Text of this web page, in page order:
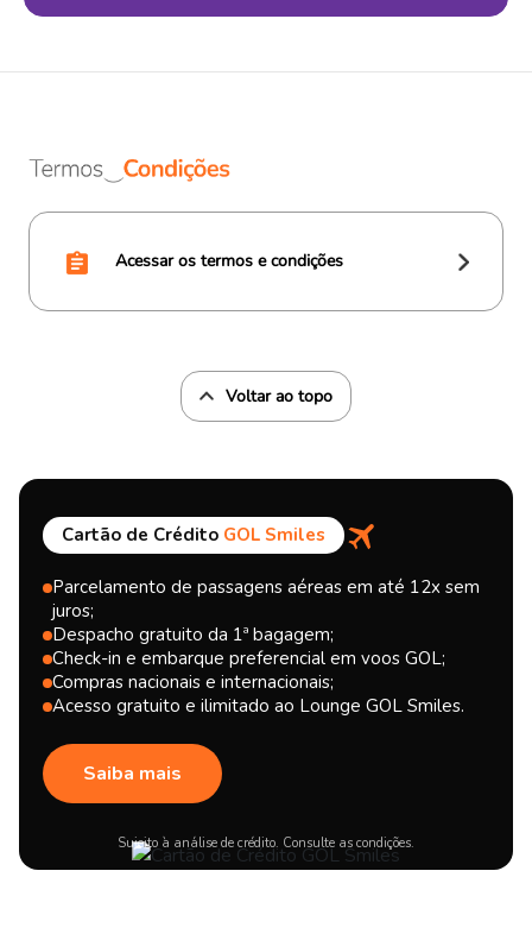
Acessar os termos e condições
Voltar ao topo
Cartão de Crédito GOL Smiles
Parcelamento de passagens aéreas em até 12x sem
juros;
Despacho gratuito da 1ª bagagem;
Check-in e embarque preferencial em voos GOL;
Compras nacionais e internacionais;
Acesso gratuito e ilimitado ao Lounge GOL Smiles.
Saiba mais
Sujeito à análise de crédito. Consulte as condições.